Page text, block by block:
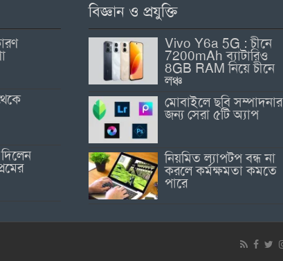
দিলেন
বিজ্ঞান ও প্রযুক্তি
Vivo Y6a 5G : চীনে
7200mAh ব্যাটারিও
8GB RAM নিয়ে চীনে
লঞ্চ
মোবাইলে ছবি সম্পাদনার
জন্য সেরা ৫টি অ্যাপ
নিয়মিত ল্যাপটপ বন্ধ না
করলে কর্মক্ষমতা কমতে
পারে